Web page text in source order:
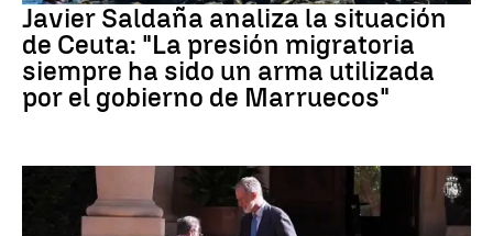
Javier Saldaña analiza la situación
de Ceuta: "La presión migratoria
siempre ha sido un arma utilizada
por el gobierno de Marruecos"